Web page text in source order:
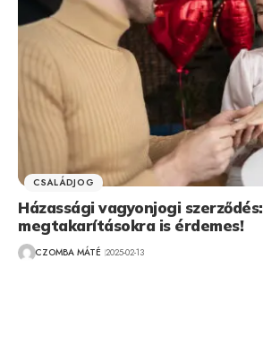
CSALÁDJOG
Házassági vagyonjogi szerződés:
megtakarításokra is érdemes!
CZOMBA MÁTÉ 2025-02-13